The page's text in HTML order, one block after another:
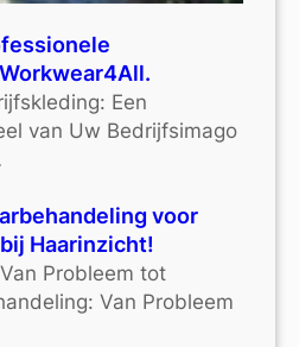
Een
van Uw Bedrijfsimago
voor
Haarinzicht!
Probleem tot
Van Probleem